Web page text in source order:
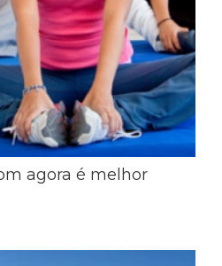
agora é melhor